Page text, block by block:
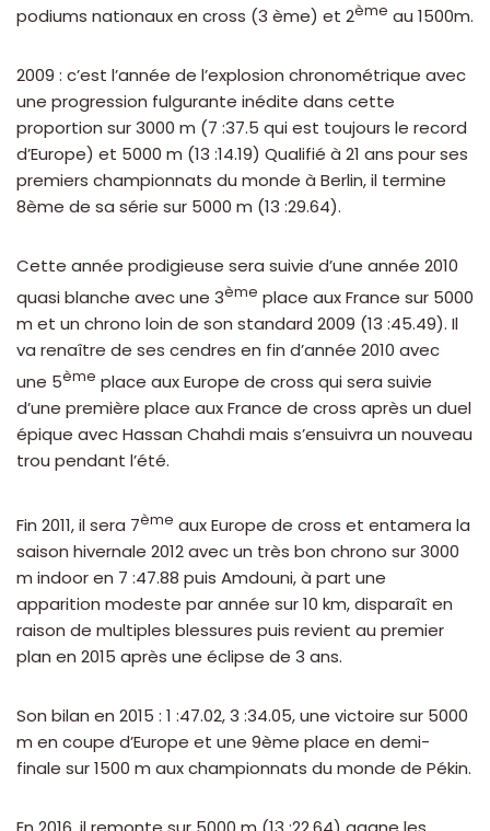
podiums nationaux en cross (3 ème) et 2ème au 1500m.
2009 : c’est l’année de l’explosion chronométrique avec
une progression fulgurante inédite dans cette
proportion sur 3000 m (7 :37.5 qui est toujours le record
d’Europe) et 5000 m (13 :14.19) Qualifié à 21 ans pour ses
premiers championnats du monde à Berlin, il termine
8ème de sa série sur 5000 m (13 :29.64).
Cette année prodigieuse sera suivie d’une année 2010
quasi blanche avec une 3ème place aux France sur 5000
m et un chrono loin de son standard 2009 (13 :45.49). Il
va renaître de ses cendres en fin d’année 2010 avec
une 5ème place aux Europe de cross qui sera suivie
d’une première place aux France de cross après un duel
épique avec Hassan Chahdi mais s’ensuivra un nouveau
trou pendant l’été.
Fin 2011, il sera 7ème aux Europe de cross et entamera la
saison hivernale 2012 avec un très bon chrono sur 3000
m indoor en 7 :47.88 puis Amdouni, à part une
apparition modeste par année sur 10 km, disparaît en
raison de multiples blessures puis revient au premier
plan en 2015 après une éclipse de 3 ans.
Son bilan en 2015 : 1 :47.02, 3 :34.05, une victoire sur 5000
m en coupe d’Europe et une 9ème place en demi-
finale sur 1500 m aux championnats du monde de Pékin.